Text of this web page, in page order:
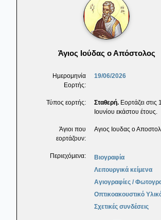
Άγιος Ιούδας ο Απόστολος
Ημερομηνία
Εορτής:
19/06/2026
Τύπος εορτής: Σταθερή. Εορτάζει στις
Ιουνίου εκάστου έτους.
Άγιοι που
εορτάζουν:
Αγιος Ιουδας ο
Περιεχόμενα:
Βιογραφία
Λειτουργικά κείμενα
Αγιογραφίες /
Οπτικοακουστικό
Σχετικές συνδέσεις